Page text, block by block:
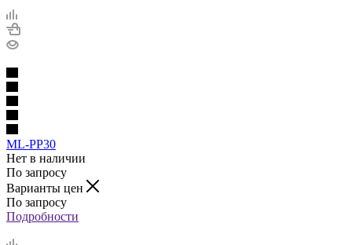
ML-PP30
Нет в наличии
По запросу
Варианты цен
По запросу
Подробности